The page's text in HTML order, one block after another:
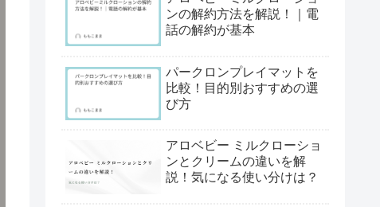
ンの解約方法を解説！｜電
話の解約が基本
パークロンプレイマットを
比較！目的別おすすめの選
び方
アロベビー ミルクローショ
ンとクリームの違いを解
説！気になる使い分けは？